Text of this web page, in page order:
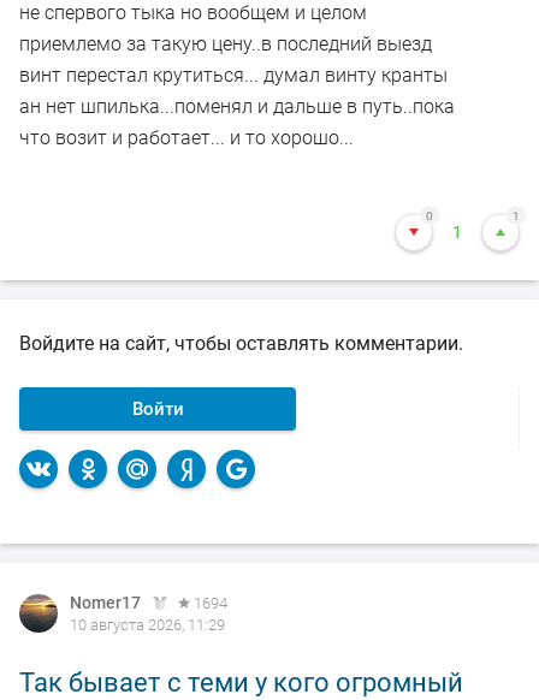
не спервого тыка но вообщем и целом
приемлемо за такую цену..в последний выезд
винт перестал крутиться... думал винту кранты
ан нет шпилька...поменял и дальше в путь..пока
что возит и работает... и то хорошо...
0
1
1
Войдите на сайт, чтобы оставлять комментарии.
Войти
Nomer17
1694
10 августа 2026, 11:29
Так бывает с теми у кого огромный